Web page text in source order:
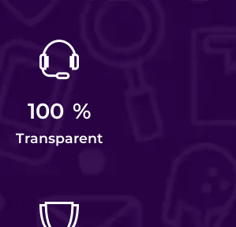
100 %
Transparent